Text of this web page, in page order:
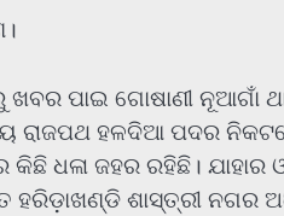
ପାଇ ଗୋଷାଣୀ ନୂଆଗାଁ
ରାଜପଥ ହଳଦିଆ ପଦର
ଧଳା ଜହର ରହିଛି। ଯାହାର
ହରିଡ଼ାଖଣ୍ଡି ଶାସ୍ତ୍ରୀ